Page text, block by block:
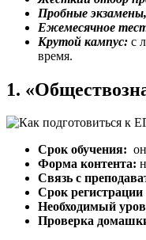
Пробные
Ежемесячное
Крутой кампус: с
время.
1.
Срок обучения:
Форма контента:
Связь с
Срок регистрации
Необходимый
Проверка